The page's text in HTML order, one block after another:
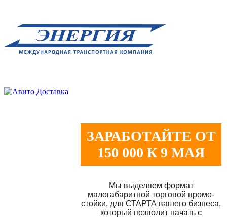
ЗАРАБОТАЙТЕ ОТ
150 000 К 9 МАЯ
Мы выделяем формат
малогабаритной торговой промо-
стойки, для СТАРТА вашего бизнеса,
который позволит начать с